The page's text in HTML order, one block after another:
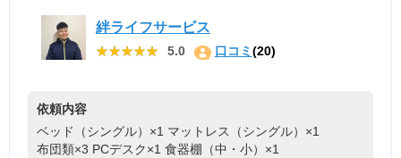
絆ライフサービス
★★★★★
★★★★★ 5.0 口コミ(20)
依頼内容
ベッド（シングル）×1 マットレス（シングル）×1
布団類×3 PCデスク×1 食器棚（中・小）×1